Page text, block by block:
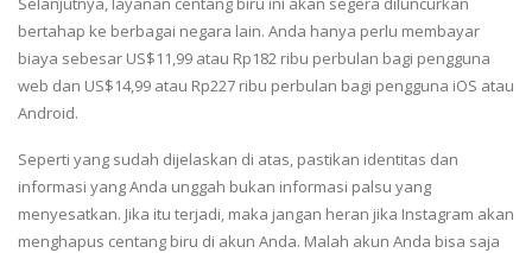
bertahap ke berbagai negara lain. Anda hanya perlu membayar
biaya sebesar US$11,99 atau Rp182 ribu perbulan bagi pengguna
web dan US$14,99 atau Rp227 ribu perbulan bagi pengguna iOS atau
Android.
Seperti yang sudah dijelaskan di atas, pastikan identitas dan
informasi yang Anda unggah bukan informasi palsu yang
menyesatkan. Jika itu terjadi, maka jangan heran jika Instagram akan
menghapus centang biru di akun Anda. Malah akun Anda bisa saja